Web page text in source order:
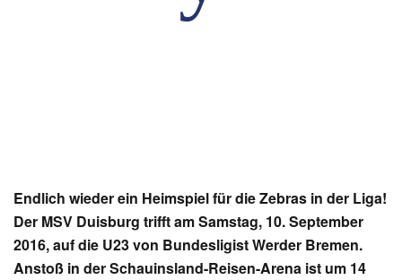
Endlich wieder ein Heimspiel für die Zebras in der Liga!
Der MSV Duisburg trifft am Samstag, 10. September
2016, auf die U23 von Bundesligist Werder Bremen.
Anstoß in der Schauinsland-Reisen-Arena ist um 14